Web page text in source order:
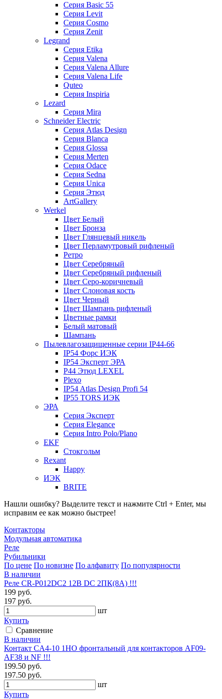
Серия Basic 55
Серия Levit
Серия Cosmo
Серия Zenit
Legrand
Серия Etika
Серия Valena
Серия Valena Allure
Серия Valena Life
Quteo
Серия Inspiria
Lezard
Серия Mira
Schneider Electric
Серия Atlas Design
Серия Blanca
Серия Glossa
Серия Merten
Серия Odace
Серия Sedna
Серия Unica
Серия Этюд
ArtGallery
Werkel
Цвет Белый
Цвет Бронза
Цвет Глянцевый никель
Цвет Перламутровый рифленый
Ретро
Цвет Серебряный
Цвет Серебряный рифленый
Цвет Серо-коричневый
Цвет Слоновая кость
Цвет Черный
Цвет Шампань рифленый
Цветные рамки
Белый матовый
Шампань
Пылевлагозащищенные серии IP44-66
IP54 Форс ИЭК
IP54 Эксперт ЭРА
P44 Этюд LEXEL
Plexo
IP54 Atlas Design Profi 54
IP55 TORS ИЭК
ЭРА
Серия Эксперт
Серия Elegance
Серия Intro Polo/Plano
EKF
Стокгольм
Rexant
Happy
ИЭК
BRITE
Нашли ошибку? Выделите текст и нажмите Ctrl + Enter, мы
исправим ее как можно быстрее!
Контакторы
Модульная автоматика
Реле
Рубильники
По цене По новизне По алфавиту По популярности
В наличии
Реле CR-P012DC2 12B DC 2ПК(8А) !!!
199 руб.
197 руб.
шт
Купить
Сравнение
В наличии
Контакт CA4-10 1НО фронтальный для контакторов AF09-
AF38 и NF !!!
199.50 руб.
197.50 руб.
шт
Купить